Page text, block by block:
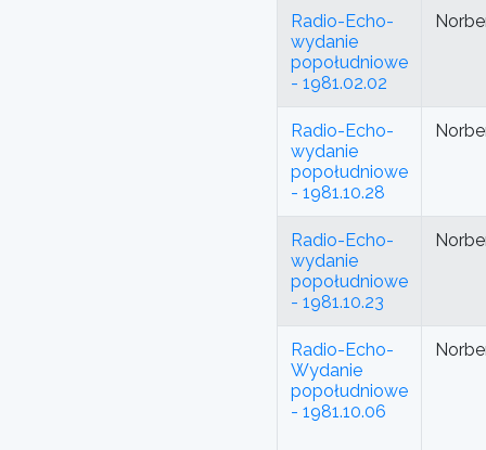
Radio-Echo-
wydanie
popołudniowe
- 1981.02.02
Radio-Echo-
wydanie
popołudniowe
- 1981.10.28
Radio-Echo-
wydanie
popołudniowe
- 1981.10.23
Radio-Echo-
Wydanie
popołudniowe
- 1981.10.06